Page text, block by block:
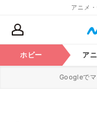
アニメ
ホビー ア
Googleでマ